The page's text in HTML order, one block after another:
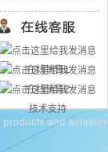
在线销售1
在线销售2
技术支持